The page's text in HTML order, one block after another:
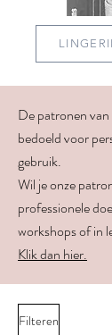
De patronen
bedoeld voor
gebruik.
Wil je onze
professionele
workshops of in
Klik dan hier.
Filteren